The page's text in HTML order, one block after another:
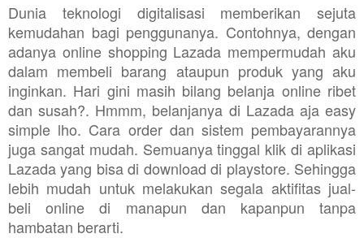
Dunia teknologi digitalisasi memberikan sejuta
kemudahan bagi penggunanya. Contohnya, dengan
adanya online shopping Lazada mempermudah aku
dalam membeli barang ataupun produk yang aku
inginkan. Hari gini masih bilang belanja online ribet
dan susah?. Hmmm, belanjanya di Lazada aja easy
simple lho. Cara order dan sistem pembayarannya
juga sangat mudah. Semuanya tinggal klik di aplikasi
Lazada yang bisa di download di playstore. Sehingga
lebih mudah untuk melakukan segala aktifitas jual-
beli online di manapun dan kapanpun tanpa
hambatan berarti.